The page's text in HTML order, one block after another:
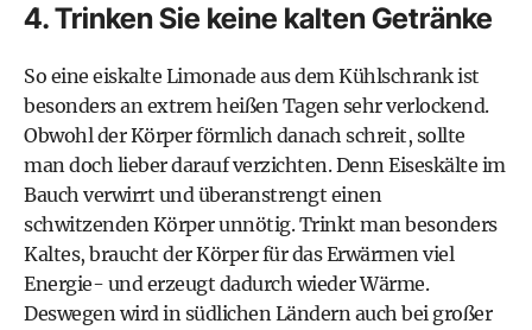
4. Trinken Sie keine kalten Getränke
So eine eiskalte Limonade aus dem Kühlschrank ist
besonders an extrem heißen Tagen sehr verlockend.
Obwohl der Körper förmlich danach schreit, sollte
man doch lieber darauf verzichten. Denn Eiseskälte im
Bauch verwirrt und überanstrengt einen
schwitzenden Körper unnötig. Trinkt man besonders
Kaltes, braucht der Körper für das Erwärmen viel
Energie- und erzeugt dadurch wieder Wärme.
Deswegen wird in südlichen Ländern auch bei großer